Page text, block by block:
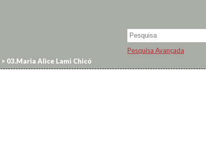
Pesquisa Avançada
> 03.Maria Alice Lami Chicó